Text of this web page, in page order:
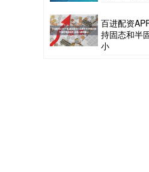
百进配资
持固态和半
小